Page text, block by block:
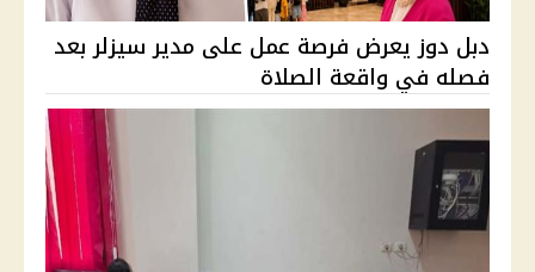
دبل دوز يعرض فرصة عمل على مدير سيزلر بعد
فصله في واقعة الصلاة